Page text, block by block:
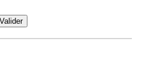
Valider